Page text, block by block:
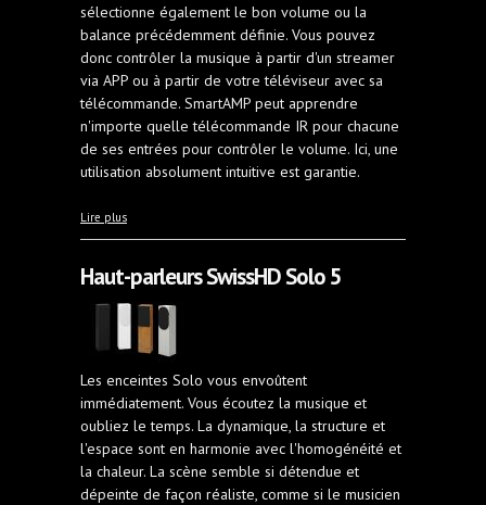
sélectionne également le bon volume ou la
balance précédemment définie. Vous pouvez
donc contrôler la musique à partir d'un streamer
via APP ou à partir de votre téléviseur avec sa
télécommande. SmartAMP peut apprendre
n'importe quelle télécommande IR pour chacune
de ses entrées pour contrôler le volume. Ici, une
utilisation absolument intuitive est garantie.
Lire plus
Haut-parleurs SwissHD Solo 5
Les enceintes Solo vous envoûtent
immédiatement. Vous écoutez la musique et
oubliez le temps. La dynamique, la structure et
l'espace sont en harmonie avec l'homogénéité et
la chaleur. La scène semble si détendue et
dépeinte de façon réaliste, comme si le musicien